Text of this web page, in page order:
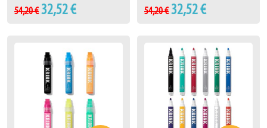
54,20 € 32,52 € 54,20 € 32,52 €